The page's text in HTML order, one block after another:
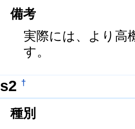
備考
実際には、より高
す。
ls2 †
種別